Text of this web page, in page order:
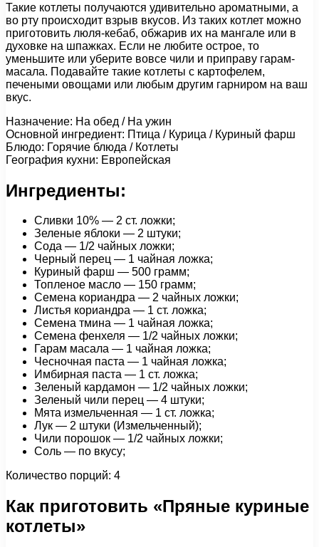
Такие котлеты получаются удивительно ароматными, а
во рту происходит взрыв вкусов. Из таких котлет можно
приготовить люля-кебаб, обжарив их на мангале или в
духовке на шпажках. Если не любите острое, то
уменьшите или уберите вовсе чили и приправу гарам-
масала. Подавайте такие котлеты с картофелем,
печеными овощами или любым другим гарниром на ваш
вкус.
Назначение: На обед / На ужин
Основной ингредиент: Птица / Курица / Куриный фарш
Блюдо: Горячие блюда / Котлеты
География кухни: Европейская
Ингредиенты:
Сливки 10% — 2 ст. ложки;
Зеленые яблоки — 2 штуки;
Сода — 1/2 чайных ложки;
Черный перец — 1 чайная ложка;
Куриный фарш — 500 грамм;
Топленое масло — 150 грамм;
Семена кориандра — 2 чайных ложки;
Листья кориандра — 1 ст. ложка;
Семена тмина — 1 чайная ложка;
Семена фенхеля — 1/2 чайных ложки;
Гарам масала — 1 чайная ложка;
Чесночная паста — 1 чайная ложка;
Имбирная паста — 1 ст. ложка;
Зеленый кардамон — 1/2 чайных ложки;
Зеленый чили перец — 4 штуки;
Мята измельченная — 1 ст. ложка;
Лук — 2 штуки (Измельченный);
Чили порошок — 1/2 чайных ложки;
Соль — по вкусу;
Количество порций: 4
Как приготовить «Пряные куриные
котлеты»